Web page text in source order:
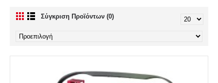
Σύγκριση Προϊόντων (0)